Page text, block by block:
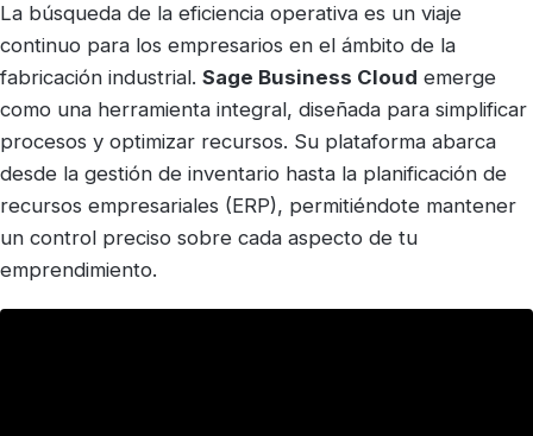
La búsqueda de la eficiencia operativa es un viaje
continuo para los empresarios en el ámbito de la
fabricación industrial. Sage Business Cloud emerge
como una herramienta integral, diseñada para simplificar
procesos y optimizar recursos. Su plataforma abarca
desde la gestión de inventario hasta la planificación de
recursos empresariales (ERP), permitiéndote mantener
un control preciso sobre cada aspecto de tu
emprendimiento.